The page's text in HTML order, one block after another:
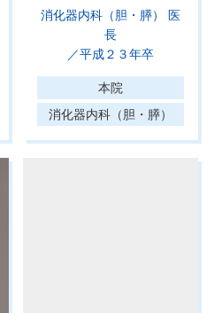
消化器内科（胆・膵） 医
長
／平成２３年卒
本院
消化器内科（胆・膵）